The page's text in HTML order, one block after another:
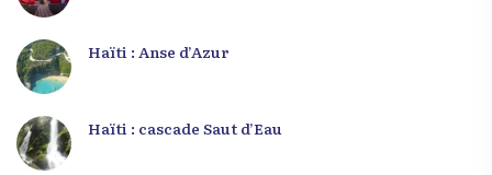
Haïti : Anse d’Azur
Haïti : cascade Saut d’Eau